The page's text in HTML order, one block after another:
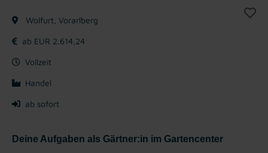
Wolfurt, Vorarlberg
ab EUR 2.614,24
Vollzeit
Handel
ab sofort
Deine Aufgaben als Gärtner:in im Gartencenter